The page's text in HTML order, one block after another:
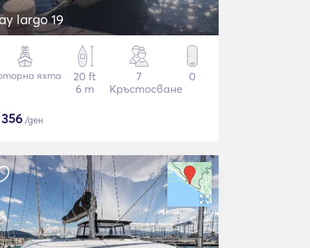
largo 19
яхта
20 ft
6 m
7
Кръстосване
0
356/ден